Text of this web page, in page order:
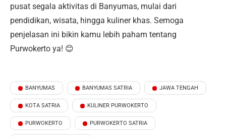
pusat segala aktivitas di Banyumas, mulai dari
pendidikan, wisata, hingga kuliner khas. Semoga
penjelasan ini bikin kamu lebih paham tentang
Purwokerto ya! 😊
BANYUMAS BANYUMAS SATRIA JAWA TENGAH
KOTA SATRIA KULINER PURWOKERTO
PURWOKERTO PURWOKERTO SATRIA